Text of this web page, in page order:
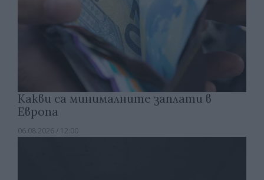
Какви са минималните заплати в
Европа
06.08.2026 / 12:00